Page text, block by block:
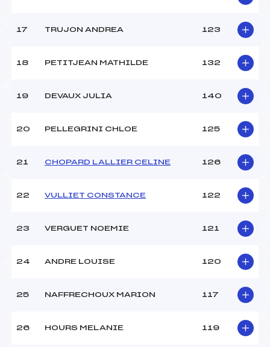
17 TRUJON ANDREA 123
18 PETITJEAN MATHILDE 132
19 DEVAUX JULIA 140
20 PELLEGRINI CHLOE 125
21 CHOPARD LALLIER CELINE 126
22 VULLIET CONSTANCE 122
23 VERGUET NOEMIE 121
24 ANDRE LOUISE 120
25 NAFFRECHOUX MARION 117
26 HOURS MELANIE 119